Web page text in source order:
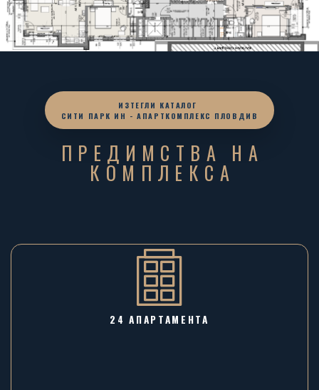
ИЗТЕГЛИ КАТАЛОГ
СИТИ ПАРК ИН - АПАРТКОМПЛЕКС ПЛОВДИВ
ПРЕДИМСТВА НА
КОМПЛЕКСА
24 АПАРТАМЕНТА